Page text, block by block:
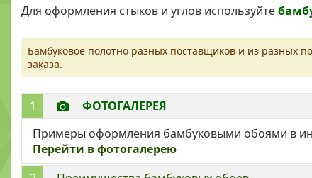
Для оформления стыков и углов используйте
Бамбуковое полотно разных поставщиков и из разных
заказа.
1
ФОТОГАЛЕРЕЯ
Примеры оформления бамбуковыми обоями в
Перейти в фотогалерею